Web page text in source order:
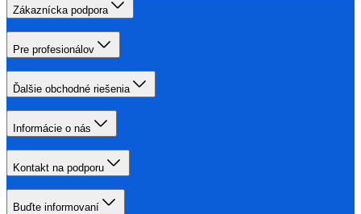
Zákaznícka podpora
Pre profesionálov
Ďalšie obchodné riešenia
Informácie o nás
Kontakt na podporu
Buďte informovaní